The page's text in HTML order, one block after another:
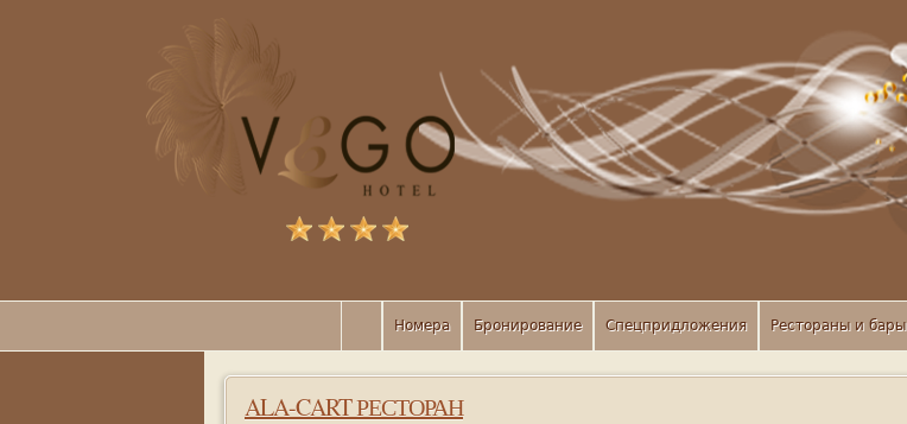
Номера Бронирование Спецпридложения Рестораны и бары
ALA-CART РЕСТОРАН